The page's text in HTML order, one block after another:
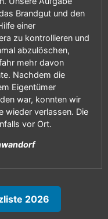
Brandgut und den
einer
zu kontrollieren und
abzulöschen,
mehr davon
Nachdem die
Eigentümer
war, konnten wir
wieder verlassen. Die
vor Ort.
2026